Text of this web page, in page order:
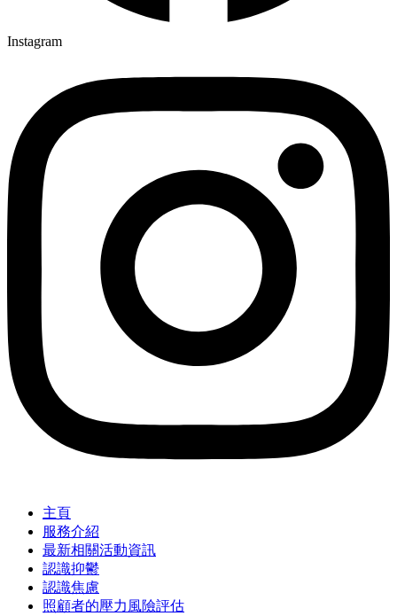
Instagram
主頁
服務介紹
最新相關活動資訊
認識抑鬱
認識焦慮
照顧者的壓力風險評估